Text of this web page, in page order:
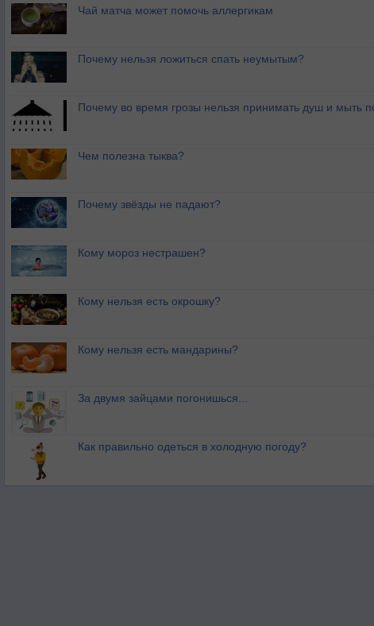
Чай матча может помочь аллергикам
Почему нельзя ложиться спать неумытым?
Почему во время грозы нельзя принимать душ и мыть
Чем полезна тыква?
Почему звёзды не падают?
Кому мороз нестрашен?
Кому нельзя есть окрошку?
Кому нельзя есть мандарины?
За двумя зайцами погонишься...
Как правильно одеться в холодную погоду?